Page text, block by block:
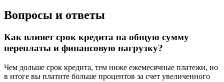
Вопросы и ответы
Как влияет срок кредита на общую сумму
переплаты и финансовую нагрузку?
Чем дольше срок кредита, тем ниже ежемесячные платежи, но
в итоге вы платите больше процентов за счет увеличенного